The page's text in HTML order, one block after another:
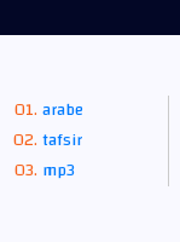
arabe
tafsir
mp3